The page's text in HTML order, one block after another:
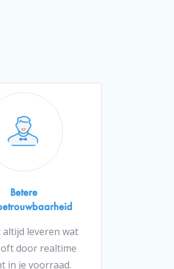
Betere
altijd leveren wat
door realtime
in je voorraad.